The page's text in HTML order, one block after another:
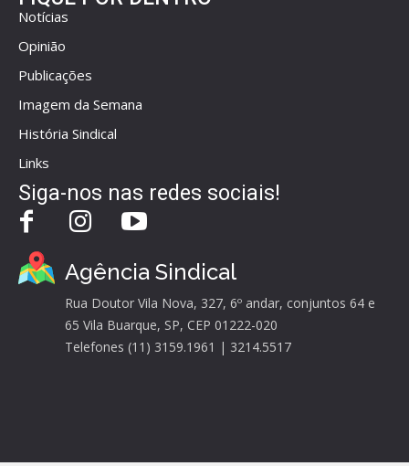
Notícias
Opinião
Publicações
Imagem da Semana
História Sindical
Links
Siga-nos nas redes sociais!
Agência Sindical
Rua Doutor Vila Nova, 327, 6º andar, conjuntos 64 e
65 Vila Buarque, SP, CEP 01222-020
Telefones (11) 3159.1961 | 3214.5517